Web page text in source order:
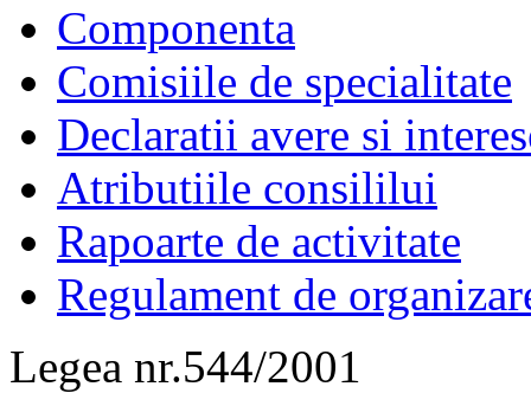
Componenta
Comisiile de specialitate
Declaratii avere si
Atributiile consililui
Rapoarte de activitate
Regulament de
Legea nr.544/2001